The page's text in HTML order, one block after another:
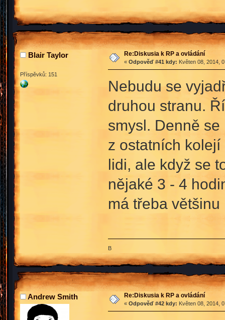
Blair Taylor
Příspěvků: 151
Re:Diskusia k RP a ovládání
« Odpověď #41 kdy: Květen 08, 2014,
Nebudu se
druhou stranu.
smysl. Denně
z ostatních
lidi, ale když se
nějaké 3 - 4
má třeba
B
Andrew Smith Re:Diskusia k RP a ovládání
« Odpověď #42 kdy: Květen 08, 2014,